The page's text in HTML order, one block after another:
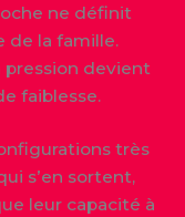
ne définit
de la famille.
pression devient
faiblesse.
très
s’en sortent,
leur capacité à